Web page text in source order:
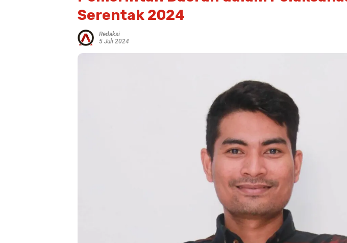
Serentak 2024
Redaksi
5 Juli 2024